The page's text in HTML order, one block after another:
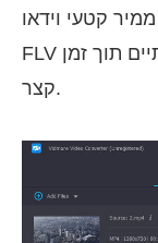
קטעי וידאו
FLV בגודל הקובץ הגדול, התהליך עדיין יסתיים תוך זמן
קצר.